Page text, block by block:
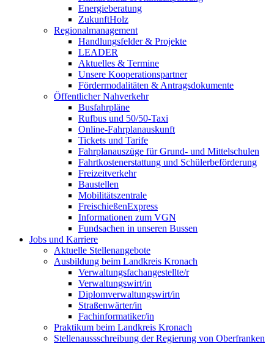
Energieberatung
ZukunftHolz
Regionalmanagement
Handlungsfelder & Projekte
LEADER
Aktuelles & Termine
Unsere Kooperationspartner
Fördermodalitäten & Antragsdokumente
Öffentlicher Nahverkehr
Busfahrpläne
Rufbus und 50/50-Taxi
Online-Fahrplanauskunft
Tickets und Tarife
Fahrplanauszüge für Grund- und Mittelschulen
Fahrtkostenerstattung und Schülerbeförderung
Freizeitverkehr
Baustellen
Mobilitätszentrale
FreischießenExpress
Informationen zum VGN
Fundsachen in unseren Bussen
Jobs und Karriere
Aktuelle Stellenangebote
Ausbildung beim Landkreis Kronach
Verwaltungsfachangestellte/r
Verwaltungswirt/in
Diplomverwaltungswirt/in
Straßenwärter/in
Fachinformatiker/in
Praktikum beim Landkreis Kronach
Stellenaussschreibung der Regierung von Oberfranken